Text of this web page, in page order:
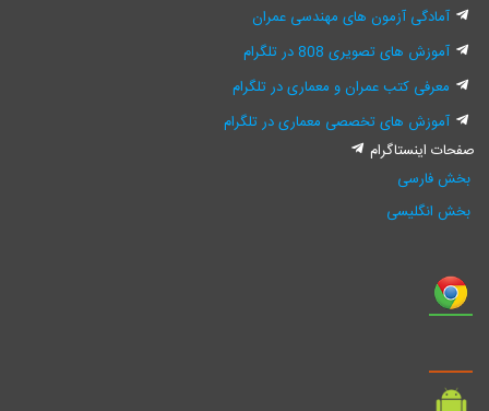
آمادگی آزمون های مهندسی عمران
آموزش های تصویری 808 در تلگرام
معرفی کتب عمران و معماری در تلگرام
آموزش های تخصصی معماری در تلگرام
صفحات اینستاگرام
بخش فارسی
بخش انگلیسی